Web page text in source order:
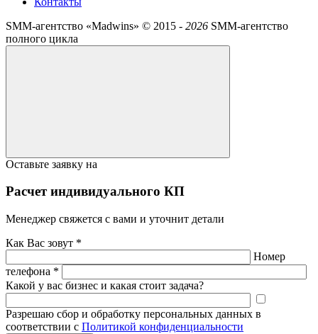
SMM-агентство «Madwins» © 2015 - 2026 SMM-агентство
полного цикла
Оставьте заявку на
Расчет индивидуального КП
Менеджер свяжется с вами и уточнит детали
Как Вас зовут *
Номер
телефона *
Какой у вас бизнес и какая стоит задача?
Разрешаю сбор и обработку персональных данных в
соответствии с Политикой конфиденциальности